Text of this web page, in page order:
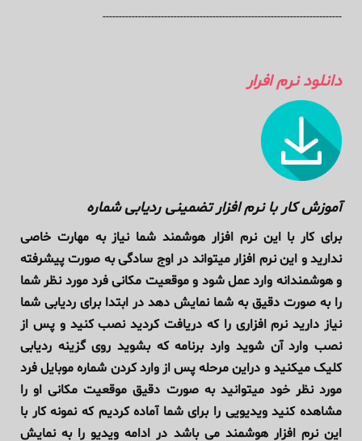
--------------------------------------------------------------------------
دانلود نرم افرار
آموزش کار با نرم افزار تضمینی ردیابی شماره
برای کار با این نرم افزار هوشمند شما نیاز به مهارت خاصی
ندارید و این نرم افزار میتواند در اوج سادگی به صورت پیشرفته
و هوشمندانه وارد عمل شود و موقعیت مکانی فرد مورد نظر شما
را به صورت دقیق به شما نمایش دهد در ابتدا برای ردیابی شما
نیاز دارید نرم افزاری را که دریافت کردید نصب کنید و پس از
نصب وارد آن شوید وارد برنامه که بشوید روی گزینه ردیابی
کلیک میکنید و دراین مرحله پس از وارد کردن شماره موبایل فرد
مورد نظر خود میتوانید به صورت دقیق موقعیت مکانی او را
مشاهده کنید ویدیویی را برای شما آماده کردیم که نمونه کار با
این نرم افزار هوشمند می باشد در ادامه ویدیو را به نمایش